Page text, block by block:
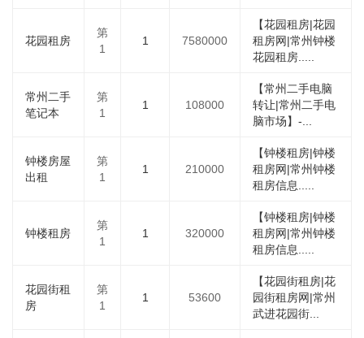
花园租房
第
1
1 7580000
【花园租房|花园
租房网|常州钟楼
花园租房.....
常州二手
笔记本
第
1
1 108000
【常州二手电脑
转让|常州二手电
脑市场】-...
钟楼房屋
出租
第
1
1 210000
【钟楼租房|钟楼
租房网|常州钟楼
租房信息.....
钟楼租房
第
1
1 320000
【钟楼租房|钟楼
租房网|常州钟楼
租房信息.....
花园街租
房
第
1
1 53600
【花园街租房|花
园街租房网|常州
武进花园街...